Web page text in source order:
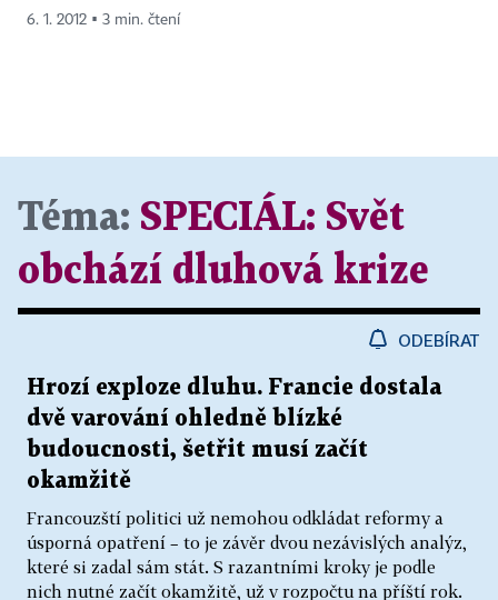
6. 1. 2012 ▪ 3 min. čtení
Téma: SPECIÁL: Svět
obchází dluhová krize
ODEBÍRAT
Hrozí exploze dluhu. Francie dostala
dvě varování ohledně blízké
budoucnosti, šetřit musí začít
okamžitě
Francouzští politici už nemohou odkládat reformy a
úsporná opatření – to je závěr dvou nezávislých analýz,
které si zadal sám stát. S razantními kroky je podle
nich nutné začít okamžitě, už v rozpočtu na příští rok.